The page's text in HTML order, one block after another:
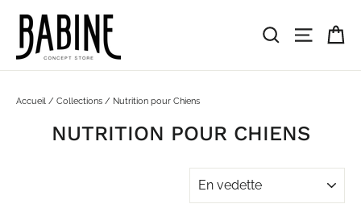
contenu
Rechercher
Accueil / Collections / Nutrition pour Chiens
NUTRITION POUR CHIENS
APPLIQUER